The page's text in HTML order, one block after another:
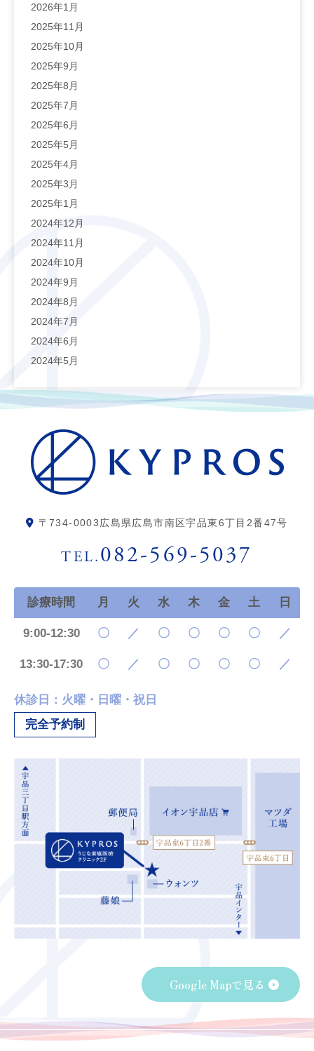
2026年1月
2025年11月
2025年10月
2025年9月
2025年8月
2025年7月
2025年6月
2025年5月
2025年4月
2025年3月
2025年1月
2024年12月
2024年11月
2024年10月
2024年9月
2024年8月
2024年7月
2024年6月
2024年5月
〒734-0003広島県広島市南区宇品東6丁目2番47号
TEL.082-569-5037
診療時間 月 火 水 木 金 土 日
9:00-12:30 〇 ／ 〇 〇 〇 〇 ／
13:30-17:30 〇 ／ 〇 〇 〇 〇 ／
休診日：火曜・日曜・祝日
完全予約制
Google Mapで見る